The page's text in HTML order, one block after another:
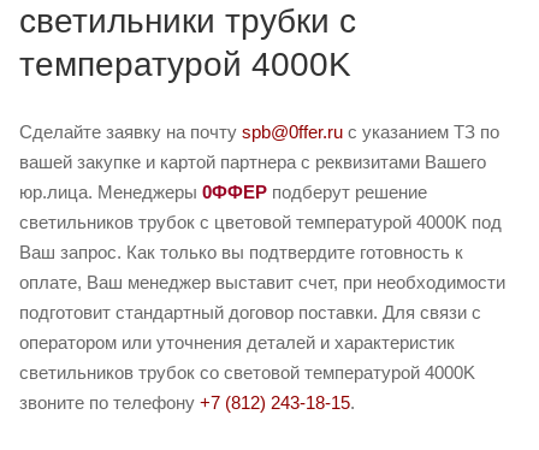
светильники трубки с
температурой 4000K
Сделайте заявку на почту spb@0ffer.ru с указанием ТЗ по
вашей закупке и картой партнера с реквизитами Вашего
юр.лица. Менеджеры 0ФФЕР подберут решение
светильников трубок с цветовой температурой 4000K под
Ваш запрос. Как только вы подтвердите готовность к
оплате, Ваш менеджер выставит счет, при необходимости
подготовит стандартный договор поставки. Для связи с
оператором или уточнения деталей и характеристик
светильников трубок со световой температурой 4000K
звоните по телефону +7 (812) 243-18-15.